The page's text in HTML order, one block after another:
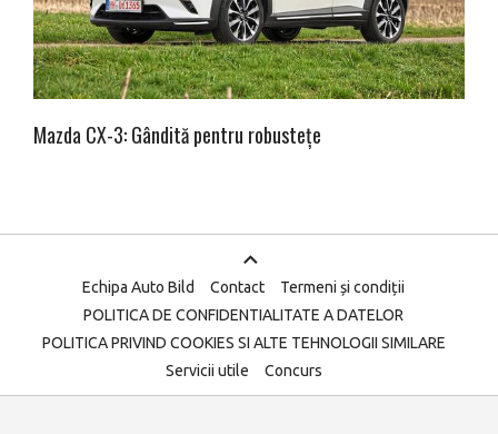
Mazda CX-3: Gândită pentru robustețe
Echipa Auto Bild Contact
Termeni și condiții
POLITICA DE CONFIDENTIALITATE A DATELOR
POLITICA PRIVIND COOKIES SI ALTE TEHNOLOGII SIMILARE
Servicii utile
Concurs